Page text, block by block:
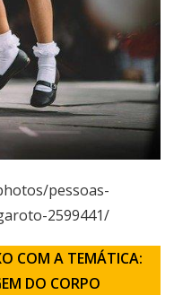
pessoas-
2599441/
COM A TEMÁTICA:
DO CORPO